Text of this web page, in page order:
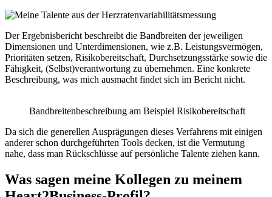
Der Ergebnisbericht beschreibt die Bandbreiten der jeweiligen
Dimensionen und Unterdimensionen, wie z.B. Leistungsvermögen,
Prioritäten setzen, Risikobereitschaft, Durchsetzungsstärke sowie die
Fähigkeit, (Selbst)verantwortung zu übernehmen. Eine konkrete
Beschreibung, was mich ausmacht findet sich im Bericht nicht.
Bandbreitenbeschreibung am Beispiel Risikobereitschaft
Da sich die generellen Ausprägungen dieses Verfahrens mit einigen
anderer schon durchgeführten Tools decken, ist die Vermutung
nahe, dass man Rückschlüsse auf persönliche Talente ziehen kann.
Was sagen meine Kollegen zu meinem